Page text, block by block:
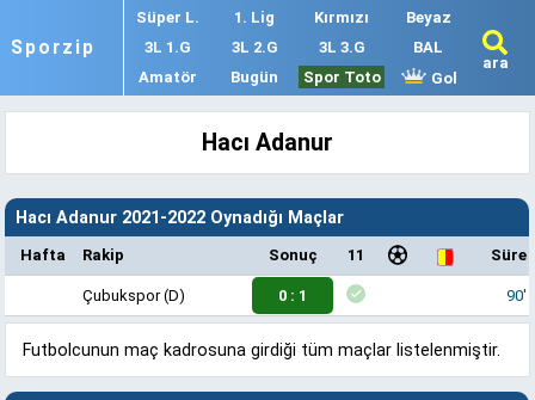
Sporzip
Süper L. 1. Lig Kırmızı
Beyaz
3L 1.G
3L 2.G 3L 3.G
BAL
Amatör
Bugün Spor Toto Gol
ara
Hacı Adanur
Hacı Adanur 2021-2022 Oynadığı Maçlar
Hafta Rakip Sonuç 11 Süre
Çubukspor(D) 0 : 1 90'
Futbolcunun maç kadrosuna girdiği tüm maçlar listelenmiştir.